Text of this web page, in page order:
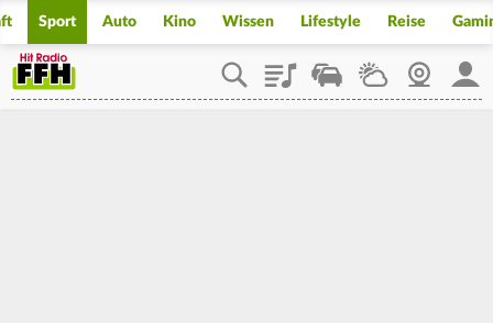
Sport Auto Kino Wissen Lifestyle Reise
PlaylistStaupilotWetterWebcam